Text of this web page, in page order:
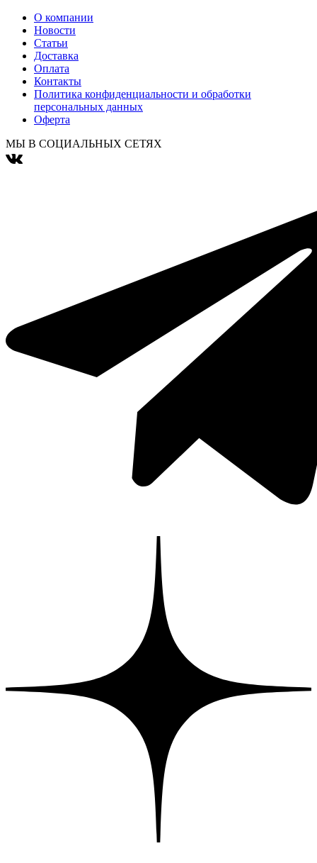
О компании
Новости
Статьи
Доставка
Оплата
Контакты
Политика конфиденциальности и обработки
персональных данных
Оферта
МЫ В СОЦИАЛЬНЫХ СЕТЯХ